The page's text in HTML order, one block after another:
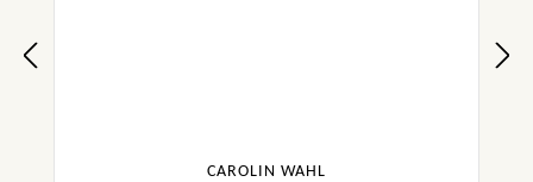
CAROLIN WAHL